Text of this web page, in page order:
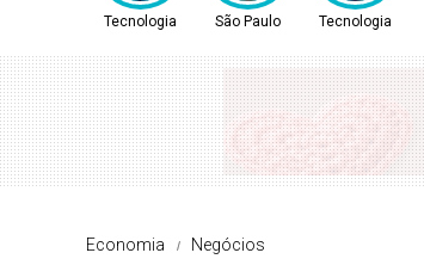
Tecnologia São Paulo Tecnologia
Economia Negócios